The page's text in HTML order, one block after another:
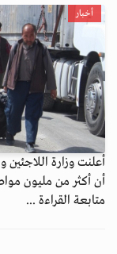
أخبار
أعلنت وزارة
أن أكثر من مليون
متابعة القراءة ...